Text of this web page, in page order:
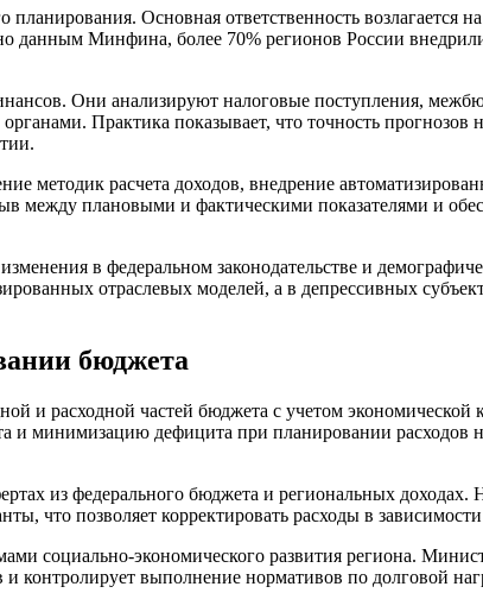
Основная ответственность возлагается
данным Минфина, более 70% регионов России
Они анализируют налоговые поступления,
Практика показывает, что точность прогнозов
методик расчета доходов, внедрение
между плановыми и фактическими показателями и
в федеральном законодательстве и
отраслевых моделей, а в депрессивных
бюджета
и расходной частей бюджета с учетом
и минимизацию дефицита при планировании расходов
из федерального бюджета и региональных доходах.
позволяет корректировать расходы в
социально-экономического развития региона.
контролирует выполнение нормативов по долговой